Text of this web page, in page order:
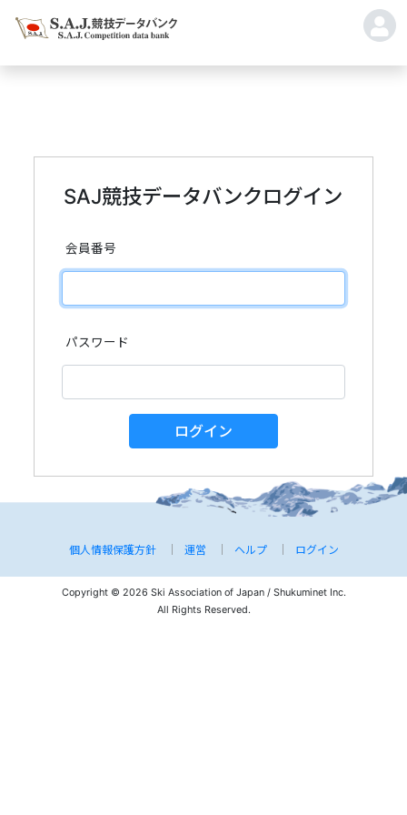
SAJ競技データバンクログイン
会員番号
パスワード
ログイン
個人情報保護方針 運営 ヘルプ ログイン
Copyright © 2026 Ski Association of Japan / Shukuminet Inc.
All Rights Reserved.